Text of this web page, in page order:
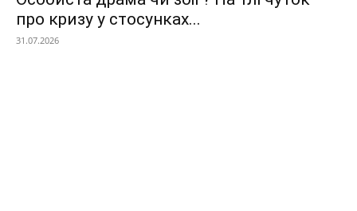
про кризу у стосунках...
31.07.2026